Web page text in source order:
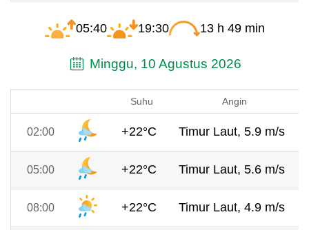
05:40 19:30 13 h 49 min
Minggu, 10 Agustus 2026
Suhu Angin
02:00 +22°C Timur Laut, 5.9 m/s
05:00 +22°C Timur Laut, 5.6 m/s
08:00 +22°C Timur Laut, 4.9 m/s